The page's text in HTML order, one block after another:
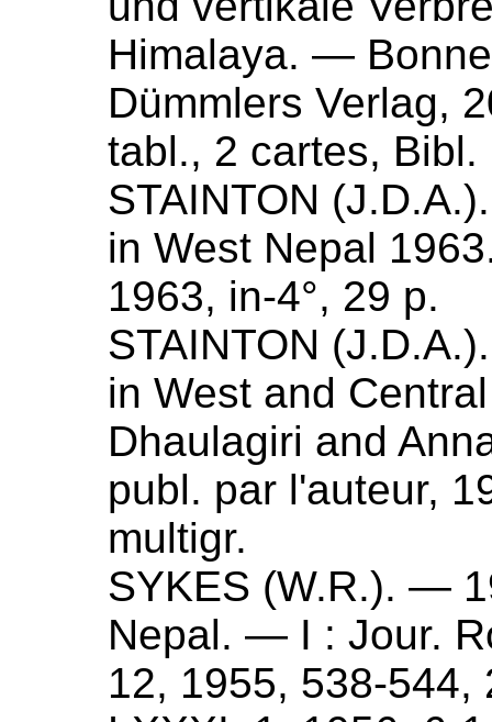
Himalaya. —
Dümmlers Verlag,
tabl., 2 cartes, Bibl.
STAINTON (J.D.A.
in West Nepal 1963
1963, in-4°, 29 p.
STAINTON (J.D.A.
in West and
Dhaulagiri and
publ. par l'auteur,
multigr.
SYKES (W.R.). —
Nepal. — I : Jour.
12, 1955, 538-544,